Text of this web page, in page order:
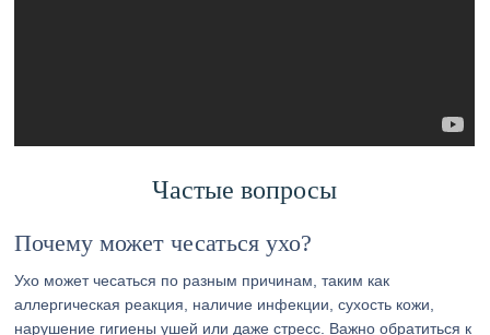
Частые вопросы
Почему может чесаться ухо?
Ухо может чесаться по разным причинам, таким как
аллергическая реакция, наличие инфекции, сухость кожи,
нарушение гигиены ушей или даже стресс. Важно обратиться к